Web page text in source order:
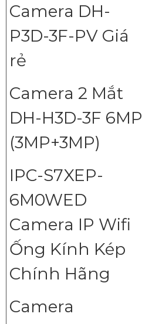
Camera DH-
P3D-3F-PV Giá
rẻ
Camera 2 Mắt
DH-H3D-3F 6MP
(3MP+3MP)
IPC-S7XEP-
6M0WED
Camera IP Wifi
Ống Kính Kép
Chính Hãng
Camera